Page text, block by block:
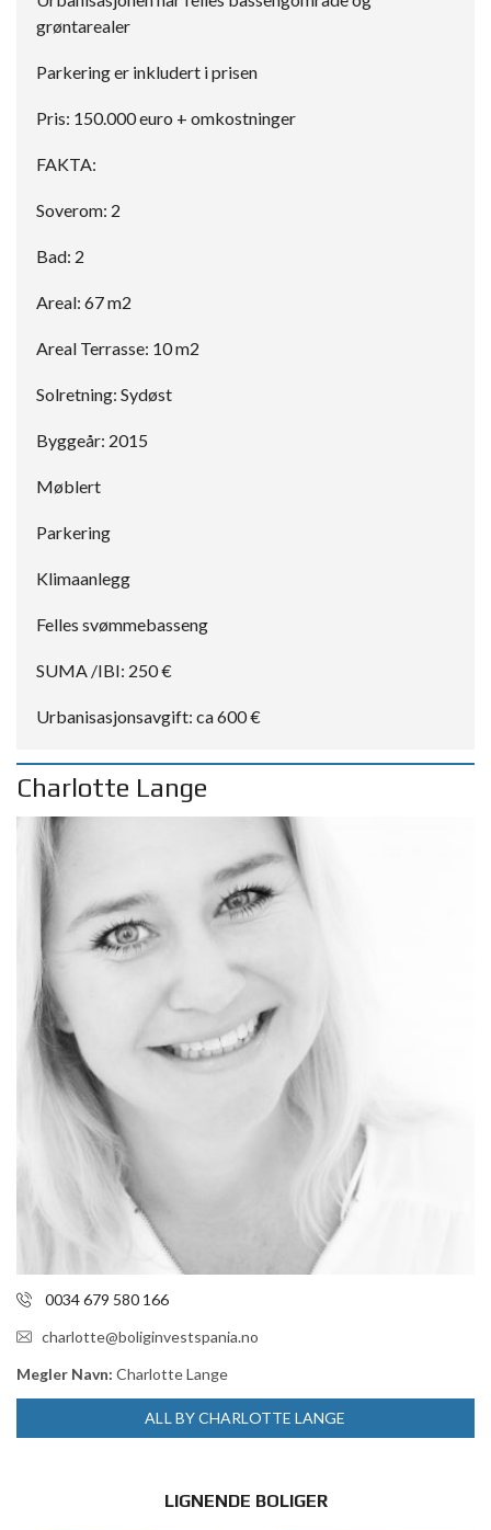
grøntarealer
Parkering er inkludert i prisen
Pris: 150.000 euro + omkostninger
FAKTA:
Soverom: 2
Bad: 2
Areal: 67 m2
Areal Terrasse: 10 m2
Solretning: Sydøst
Byggeår: 2015
Møblert
Parkering
Klimaanlegg
Felles svømmebasseng
SUMA /IBI: 250 €
Urbanisasjonsavgift: ca 600 €
Charlotte Lange
0034 679 580 166
charlotte@boliginvestspania.no
Megler Navn: Charlotte Lange
ALL BY CHARLOTTE LANGE
LIGNENDE BOLIGER